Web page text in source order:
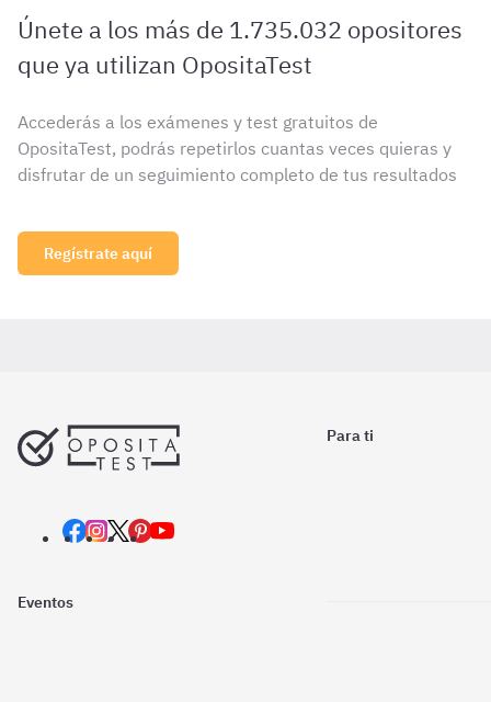
Únete a los más de 1.735.032 opositores
que ya utilizan OpositaTest
Accederás a los exámenes y test gratuitos de
OpositaTest, podrás repetirlos cuantas veces quieras y
disfrutar de un seguimiento completo de tus resultados
Regístrate aquí
Para ti
Eventos